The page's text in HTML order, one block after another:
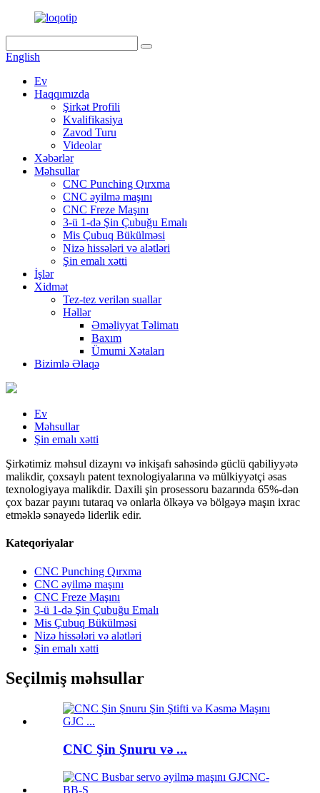
English
Ev
Haqqımızda
Şirkət Profili
Kvalifikasiya
Zavod Turu
Videolar
Xəbərlər
Məhsullar
CNC Punching Qırxma
CNC əyilmə maşını
CNC Freze Maşını
3-ü 1-də Şin Çubuğu Emalı
Mis Çubuq Bükülməsi
Nizə hissələri və alətləri
Şin emalı xətti
İşlər
Xidmət
Tez-tez verilən suallar
Həllər
Əməliyyat Təlimatı
Baxım
Ümumi Xətaları
Bizimlə Əlaqə
Ev
Məhsullar
Şin emalı xətti
Şirkətimiz məhsul dizaynı və inkişafı sahəsində güclü qabiliyyətə
malikdir, çoxsaylı patent texnologiyalarına və mülkiyyətçi əsas
texnologiyaya malikdir. Daxili şin prosessoru bazarında 65%-dən
çox bazar payını tutaraq və onlarla ölkəyə və bölgəyə maşın ixrac
etməklə sənayedə liderlik edir.
Kateqoriyalar
CNC Punching Qırxma
CNC əyilmə maşını
CNC Freze Maşını
3-ü 1-də Şin Çubuğu Emalı
Mis Çubuq Bükülməsi
Nizə hissələri və alətləri
Şin emalı xətti
Seçilmiş məhsullar
CNC Şin Şnuru və ...